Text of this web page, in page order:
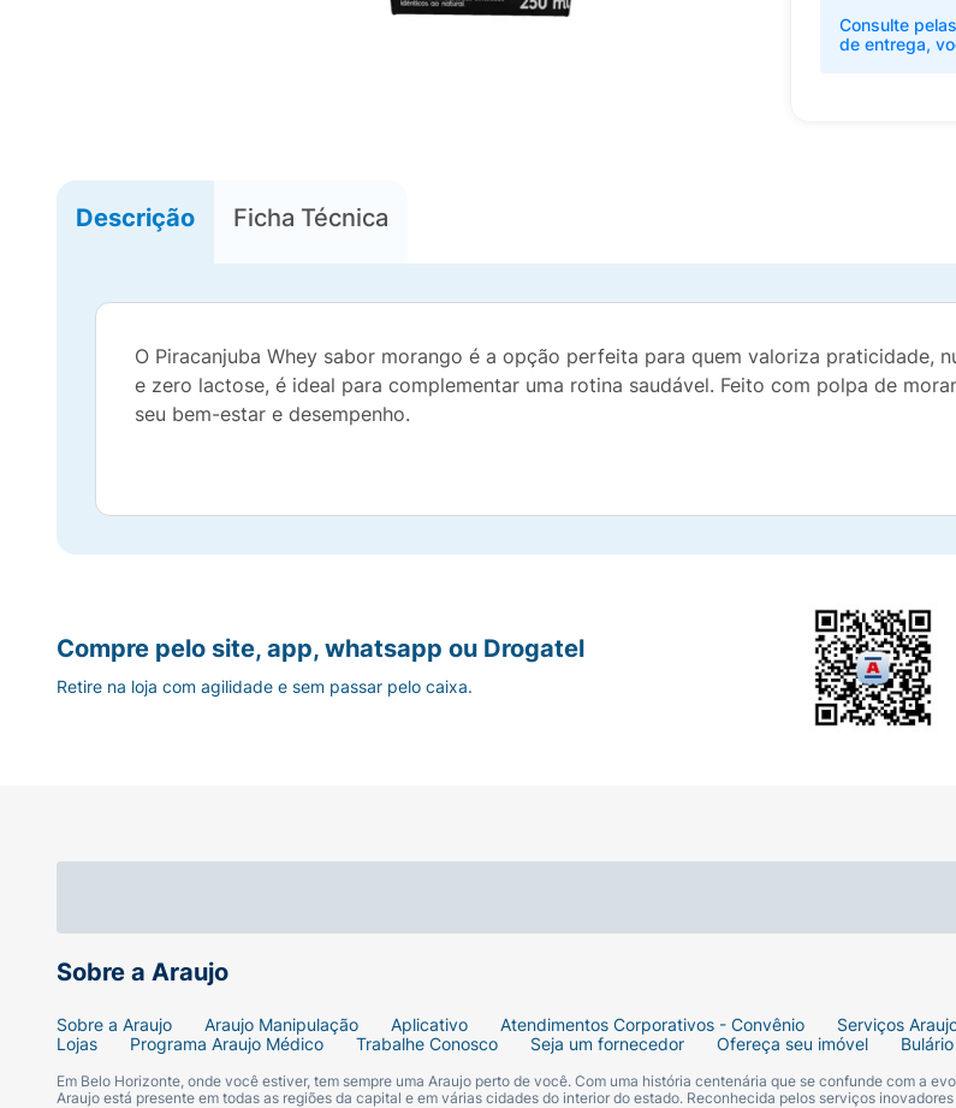
Consulte
de entrega,
Descrição Ficha Técnica
O Piracanjuba Whey sabor morango é a opção perfeita para quem valoriza praticidade,
e zero lactose, é ideal para complementar uma rotina saudável. Feito com polpa de
seu bem-estar e desempenho.
Sobre a Araujo
Sobre a Araujo Araujo Manipulação Aplicativo Atendimentos Corporativos - Convênio Serviços
Lojas
Programa Araujo Médico Trabalhe Conosco Seja um fornecedor Ofereça seu imóvel Bulário
Em Belo Horizonte, onde você estiver, tem sempre uma Araujo perto de você. Com uma história centenária que se confunde com a
Araujo está presente em todas as regiões da capital e em várias cidades do interior do estado. Reconhecida pelos serviços
Compre pelo site, app, whatsapp ou Drogatel
Retire na loja com agilidade e sem passar pelo caixa.